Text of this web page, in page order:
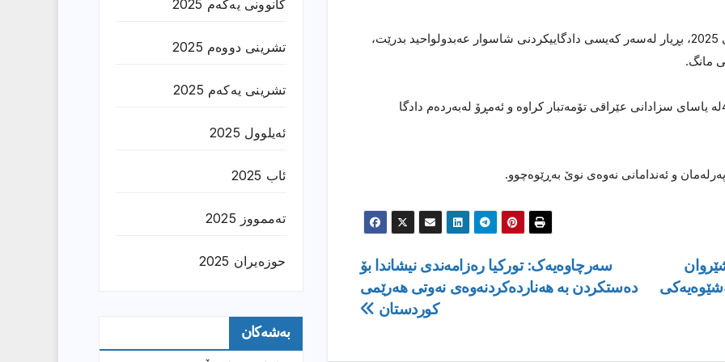
هەرچەندە بڕیاربوو ئەمڕۆ پێنجشەممە 21ـی ئابی 2025، بڕیار لەسەر کەیسی دادگاییکردنی شاسوار عەبدولواحید بدرێت،
سەرۆکی جوڵانەوەی نەوەی نوێ بە ماددەی 431لە یاسای سزادانی عێراقی تۆمەتبار کراوە و ئەمڕۆ لەبەردەم دادگا
و ئەندامانی نەوەی نوێ بەڕێوەچوو.
سەرچاوەیەک: تورکیا رەزامەندی نیشاندا بۆ
دەستکردن بە هەناردەکردنەوەی نەوتی هەرێمی
کوردستان
کانوونی یەکەم 2025
تشرینی دووەم 2025
تشرینی یەکەم 2025
ئەیلوول 2025
ئاب 2025
تەممووز 2025
حوزه‌یران 2025
بەشەکان